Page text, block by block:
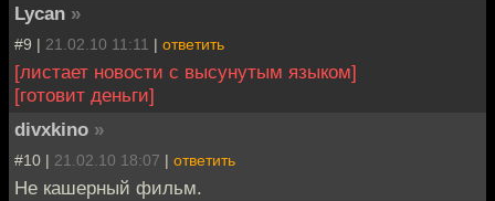
Lycan »
#9 | 21.02.10 11:11 | ответить
[листает новости с высунутым языком]
[готовит деньги]
divxkino »
#10 | 21.02.10 18:07 | ответить
Не кашерный фильм.